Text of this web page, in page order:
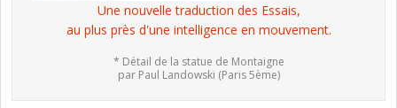
Une nouvelle traduction des Essais,
au plus près d'une intelligence en mouvement.
* Détail de la statue de Montaigne
par Paul Landowski (Paris 5ème)